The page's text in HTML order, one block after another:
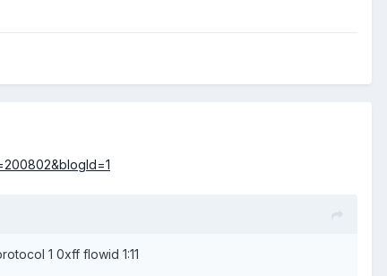
1 0xff flowid 1:11